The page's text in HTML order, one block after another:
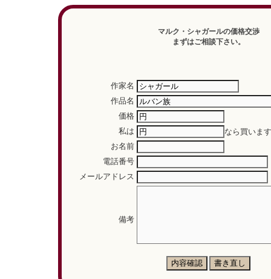
マルク・シャガールの価格交渉
まずはご相談下さい。
作家名
作品名
価格
私は
なら買いま
お名前
電話番号
メールアドレス
備考